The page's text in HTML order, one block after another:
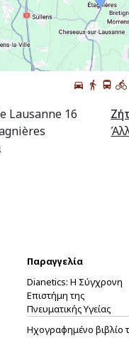
Lausanne 16
Παραγγελία
Dianetics: Η Σύγχρονη
Επιστήμη της
Πνευματικής Υγείας
Ηχογραφημένο βιβλίο